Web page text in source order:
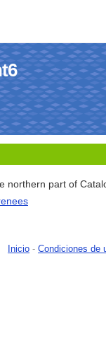
northern part of
Inicio - Condiciones de